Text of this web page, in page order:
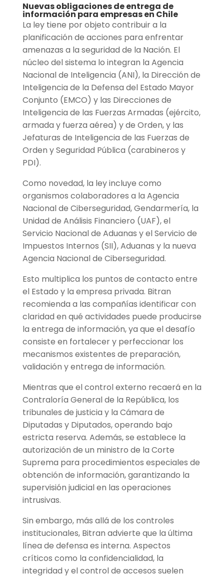
Nuevas obligaciones de entrega de
información para empresas en Chile
La ley tiene por objeto contribuir a la
planificación de acciones para enfrentar
amenazas a la seguridad de la Nación. El
núcleo del sistema lo integran la Agencia
Nacional de Inteligencia (ANI), la Dirección de
Inteligencia de la Defensa del Estado Mayor
Conjunto (EMCO) y las Direcciones de
Inteligencia de las Fuerzas Armadas (ejército,
armada y fuerza aérea) y de Orden, y las
Jefaturas de Inteligencia de las Fuerzas de
Orden y Seguridad Pública (carabineros y
PDI).
Como novedad, la ley incluye como
organismos colaboradores a la Agencia
Nacional de Ciberseguridad, Gendarmería, la
Unidad de Análisis Financiero (UAF), el
Servicio Nacional de Aduanas y el Servicio de
Impuestos Internos (SII), Aduanas y la nueva
Agencia Nacional de Ciberseguridad.
Esto multiplica los puntos de contacto entre
el Estado y la empresa privada. Bitran
recomienda a las compañías identificar con
claridad en qué actividades puede producirse
la entrega de información, ya que el desafío
consiste en fortalecer y perfeccionar los
mecanismos existentes de preparación,
validación y entrega de información.
Mientras que el control externo recaerá en la
Contraloría General de la República, los
tribunales de justicia y la Cámara de
Diputadas y Diputados, operando bajo
estricta reserva. Además, se establece la
autorización de un ministro de la Corte
Suprema para procedimientos especiales de
obtención de información, garantizando la
supervisión judicial en las operaciones
intrusivas.
Sin embargo, más allá de los controles
institucionales, Bitran advierte que la última
línea de defensa es interna. Aspectos
críticos como la confidencialidad, la
integridad y el control de accesos suelen